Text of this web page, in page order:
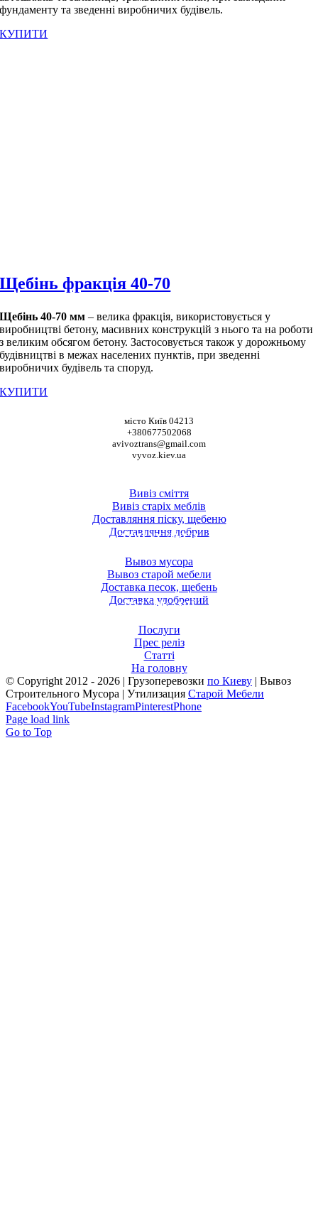
фундаменту та зведенні виробничих будівель.
КУПИТИ
Щебінь фракція 40-70
Щебінь 40-70 мм – велика фракція, використовується у
виробництві бетону, масивних конструкцій з нього та на роботи
з великим обсягом бетону. Застосовується також у дорожньому
будівництві в межах населених пунктів, при зведенні
виробничих будівель та споруд.
КУПИТИ
місто Київ 04213
+380677502068
avivoztrans@gmail.com
vyvoz.kiev.ua
Вивіз сміття
Вивіз старіх меблів
Доставляння піску, щебеню
Доставляння добрив
ТОП УСЛУГИ
Вывоз мусора
Вывоз старой мебели
Доставка песок, щебень
Доставка удобрений
ПУБЛІКАЦІЇ
Послуги
Прес реліз
Статті
На головну
© Copyright 2012 - 2026 | Грузоперевозки по Киеву | Вывоз
Строительного Мусора | Утилизация Старой Мебели
FacebookYouTubeInstagramPinterestPhone
Page load link
Go to Top